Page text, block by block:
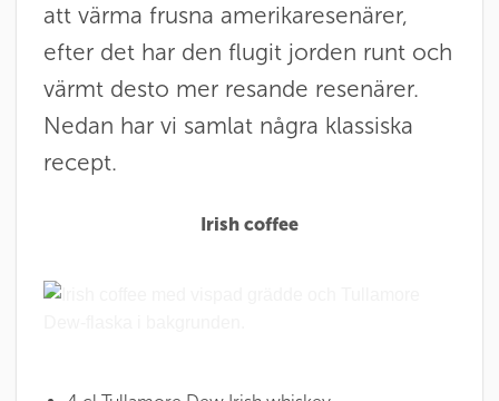
att värma frusna amerikaresenärer,
efter det har den flugit jorden runt och
värmt desto mer resande resenärer.
Nedan har vi samlat några klassiska
recept.
Irish coffee